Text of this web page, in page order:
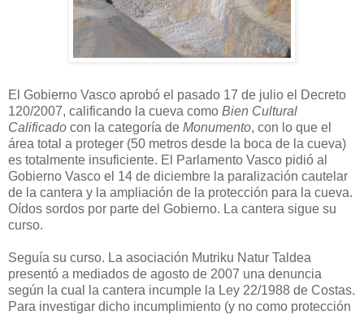
El Gobierno Vasco aprobó el pasado 17 de julio el Decreto
120/2007, calificando la cueva como Bien Cultural
Calificado con la categoría de Monumento, con lo que el
área total a proteger (50 metros desde la boca de la cueva)
es totalmente insuficiente. El Parlamento Vasco pidió al
Gobierno Vasco el 14 de diciembre la paralización cautelar
de la cantera y la ampliación de la protección para la cueva.
Oídos sordos por parte del Gobierno. La cantera sigue su
curso.
Seguía su curso. La asociación Mutriku Natur Taldea
presentó a mediados de agosto de 2007 una denuncia
según la cual la cantera incumple la Ley 22/1988 de Costas.
Para investigar dicho incumplimiento (y no como protección